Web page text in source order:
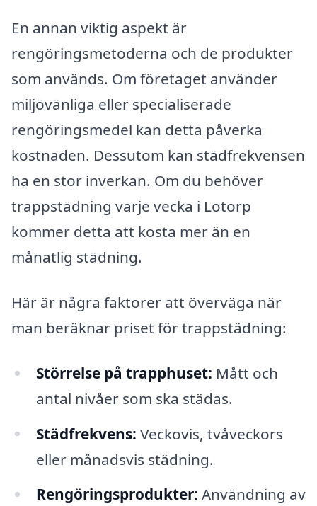
En annan viktig aspekt är
rengöringsmetoderna och de produkter
som används. Om företaget använder
miljövänliga eller specialiserade
rengöringsmedel kan detta påverka
kostnaden. Dessutom kan städfrekvensen
ha en stor inverkan. Om du behöver
trappstädning varje vecka i Lotorp
kommer detta att kosta mer än en
månatlig städning.
Här är några faktorer att överväga när
man beräknar priset för trappstädning:
Störrelse på trapphuset: Mått och
antal nivåer som ska städas.
Städfrekvens: Veckovis, tvåveckors
eller månadsvis städning.
Rengöringsprodukter: Användning av